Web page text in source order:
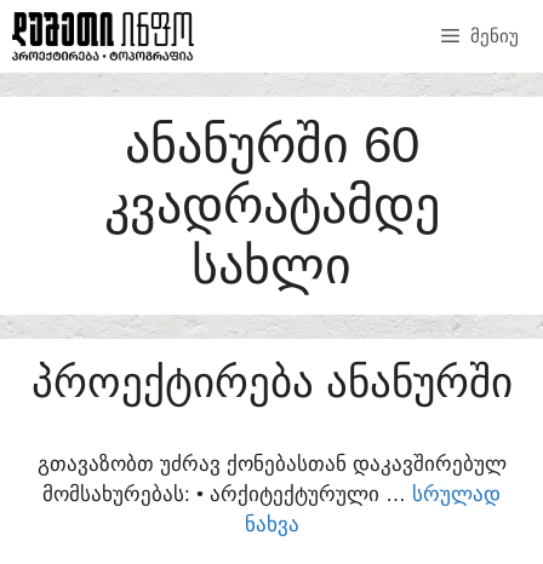
SKIP
TO
CONTENT
ᲛᲔᲜᲘᲣ
ᲐᲜᲐᲜᲣᲠᲨᲘ 60
ᲙᲕᲐᲓᲠᲐᲢᲐᲛᲓᲔ
ᲡᲐᲮᲚᲘ
ᲞᲠᲝᲔᲥᲢᲘᲠᲔᲑᲐ ᲐᲜᲐᲜᲣᲠᲨᲘ
ᲒᲗᲐᲕᲐᲖᲝᲑᲗ ᲣᲫᲠᲐᲕ ᲥᲝᲜᲔᲑᲐᲡᲗᲐᲜ ᲓᲐᲙᲐᲕᲨᲘᲠᲔᲑᲣᲚ
ᲛᲝᲛᲡᲐᲮᲣᲠᲔᲑᲐᲡ:​ • ᲐᲠᲥᲘᲢᲔᲥᲢᲣᲠᲣᲚᲘ … ᲡᲠᲣᲚᲐᲓ
ᲜᲐᲮᲕᲐ